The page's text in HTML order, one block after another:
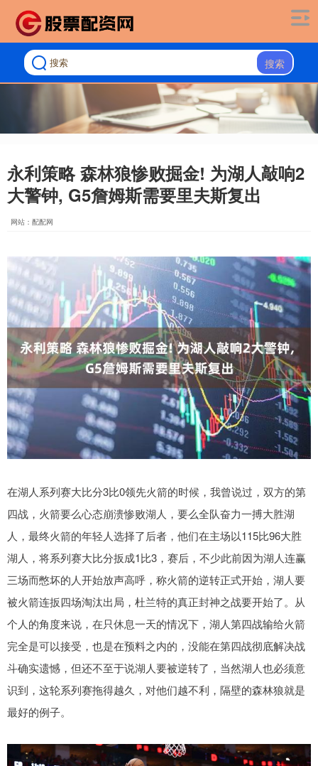
搜索
永利策略 森林狼惨败掘金! 为湖人敲响2
大警钟, G5詹姆斯需要里夫斯复出
网站：配配网
在湖人系列赛大比分3比0领先火箭的时候，我曾说过，双方的第
四战，火箭要么心态崩溃惨败湖人，要么全队奋力一搏大胜湖
人，最终火箭的年轻人选择了后者，他们在主场以115比96大胜
湖人，将系列赛大比分扳成1比3，赛后，不少此前因为湖人连赢
三场而憋坏的人开始放声高呼，称火箭的逆转正式开始，湖人要
被火箭连扳四场淘汰出局，杜兰特的真正封神之战要开始了。从
个人的角度来说，在只休息一天的情况下，湖人第四战输给火箭
完全是可以接受，也是在预料之内的，没能在第四战彻底解决战
斗确实遗憾，但还不至于说湖人要被逆转了，当然湖人也必须意
识到，这轮系列赛拖得越久，对他们越不利，隔壁的森林狼就是
最好的例子。